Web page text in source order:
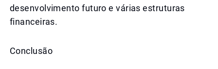
desenvolvimento futuro e várias estruturas
financeiras.
Conclusão